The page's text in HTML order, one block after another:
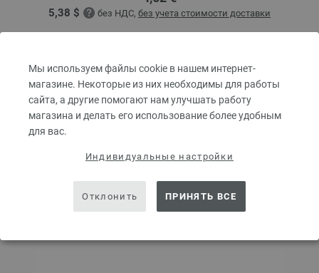
Мы используем файлы cookie в нашем интернет-
магазине. Некоторые из них необходимы для работы
сайта, а другие помогают нам улучшать работу
магазина и делать его использование более удобным
для вас.
Индивидуальные настройки
Отклонить ПРИНЯТЬ ВСЕ
5,38 $ без НДС, без учета стоимости доставки
В КОРЗИНУ